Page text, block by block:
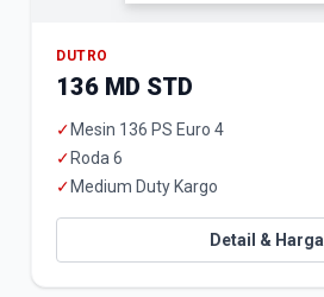
DUTRO
136 MD STD
✓ Mesin 136 PS Euro 4
✓ Roda 6
✓ Medium Duty Kargo
Detail & Harga